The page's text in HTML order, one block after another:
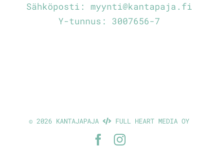
Sähköposti: myynti@kantapaja.fi
Y-tunnus: 3007656-7
© 2026 KANTAJAPAJA FULL HEART MEDIA OY
Facebook
Instagram